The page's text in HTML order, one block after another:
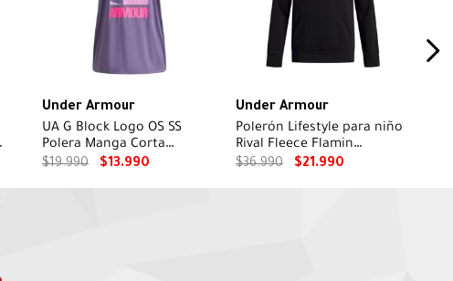
Under Armour
UA G Block Logo OS SS
Polera Manga Corta
morado para niña
$19.990 $13.990
Under Armour
Polerón Lifestyle para niño
Rival Fleece Flamin
Wordmark Negro
$36.990 $21.990